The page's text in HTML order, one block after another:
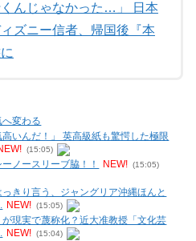
んじゃなかった…」 日本
ズニー信者、帰国後『本
変わる
いんだ！」 英高級紙も驚愕した極限
(15:05)
ノースリーブ脇！！ NEW! (15:05)
っきり言う、ジャングリア沖縄ほんと
NEW! (15:05)
が現実で蔑称化？近大准教授「文化芸
NEW! (15:04)